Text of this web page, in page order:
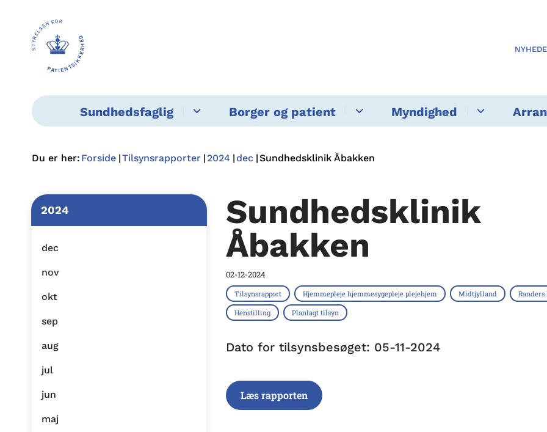
Sundhedsfaglig Borger og patient Myndighed
Du er her: Forside Tilsynsrapporter 2024 dec Sundhedsklinik Åbakken
2024
dec
nov
okt
sep
aug
jul
jun
maj
Sundhedsklinik
Åbakken
02-12-2024
Tilsynsrapport Hjemmepleje hjemmesygepleje plejehjem Midtjylland
Henstilling Planlagt tilsyn
Dato for tilsynsbesøget: 05-11-2024
Læs rapporten